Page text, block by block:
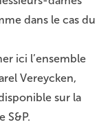
dans le cas du
ici l’ensemble
Vereycken,
sur la
S&P.